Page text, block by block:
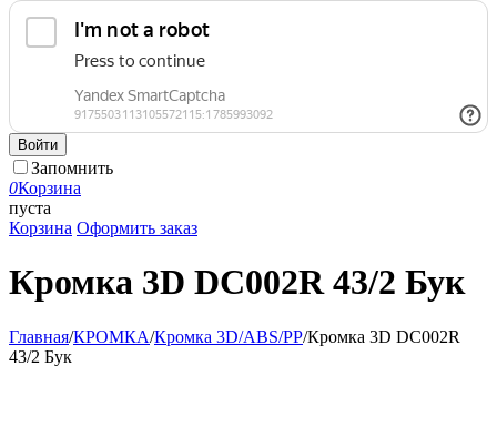
Войти
Запомнить
0Корзина
пуста
Корзина Оформить заказ
Кромка 3D DC002R 43/2 Бук
Главная/КРОМКА/Кромка 3D/ABS/PP/Кромка 3D DC002R
43/2 Бук